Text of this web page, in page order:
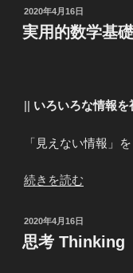
ン
シ
ン
定
Bernstein”
投
稿
日:
2020年4月16日
実用的数学基礎
|| いろいろな情報を
「見えない情報」
“実
的
数
続きを読む
投
稿
日:
2020年4月16日
思考 Thinking